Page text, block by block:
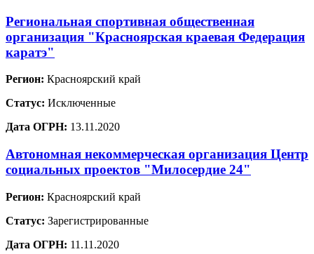
Региональная спортивная общественная
организация "Красноярская краевая Федерация
каратэ"
Регион: Красноярский край
Статус: Исключенные
Дата ОГРН: 13.11.2020
Автономная некоммерческая организация Центр
социальных проектов "Милосердие 24"
Регион: Красноярский край
Статус: Зарегистрированные
Дата ОГРН: 11.11.2020